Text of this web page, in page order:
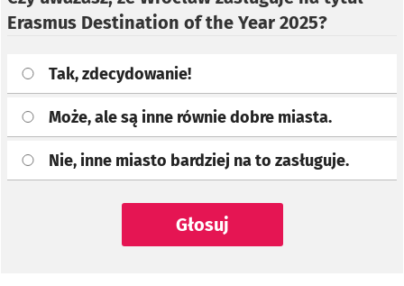
Erasmus Destination of the Year 2025?
Tak, zdecydowanie!
Może, ale są inne równie dobre miasta.
Nie, inne miasto bardziej na to zasługuje.
Głosuj